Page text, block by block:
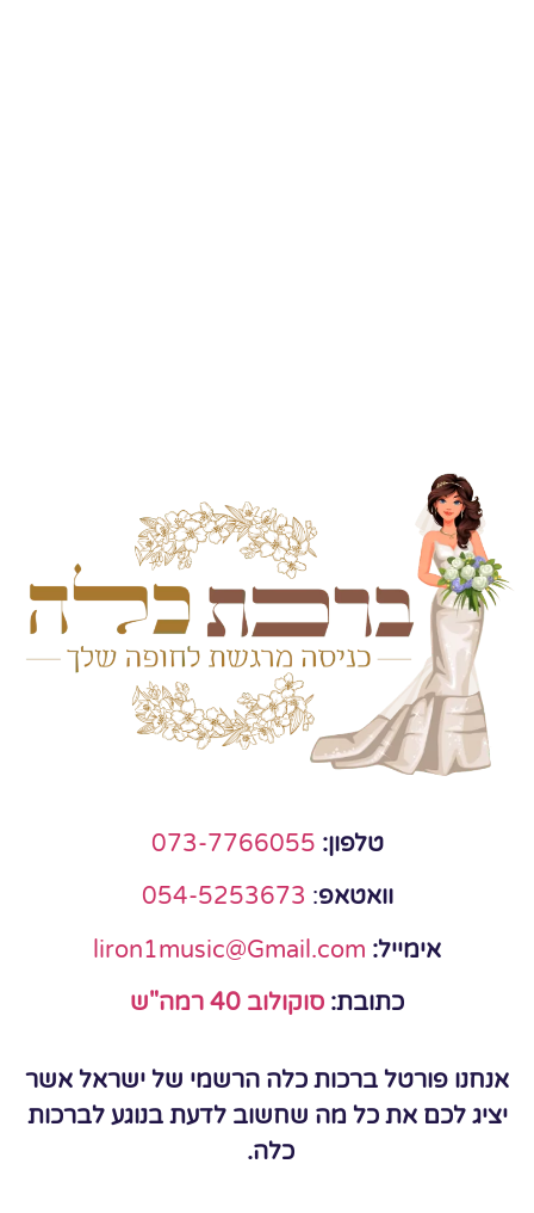
טלפון: 073-7766055
וואטאפ:
054-5253673
אימייל: liron1music@Gmail.com
כתובת: סוקולוב 40 רמה"ש
אנחנו פורטל ברכות כלה הרשמי של ישראל אשר
יציג לכם את כל מה שחשוב לדעת בנוגע לברכות
כלה.